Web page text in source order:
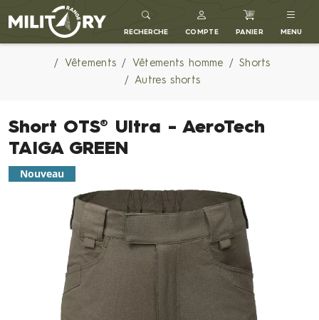
MILITARY RANGE FR
RECHERCHE COMPTE PANIER MENU
Vêtements Vêtements homme
Shorts
Autres shorts
Short OTS® Ultra - AeroTech
TAIGA GREEN
Nouveau